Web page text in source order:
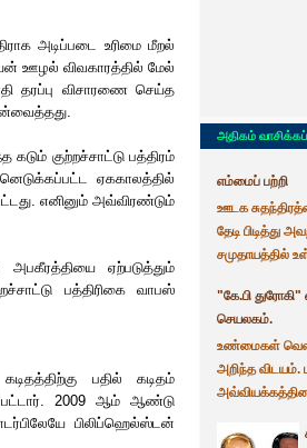
அடிப்படை உரிமை மீறல்
ஊழல் விவகாரத்தில் மேல்
தரப்பு விசாரணை செய்த
குற்றச்சாட்டு பத்திரம்
ஏககாலத்தில்
எனினும் அவ்விரண்டும்
ஏற்படுத்தும்
பத்திரிகை வாபஸ்
பதில் கடிதம்
2009 ஆம் ஆண்டு
பிலிப்ஹெல்ஸ்டன்
அதிகம்
எம்மைப் பற்றி
ஊடக
தேடி பிடித்து
சமுதாயத்தில்
"கே.பி
செயலகம்.
உண்மைகள்
அறிந்த விடயம்.